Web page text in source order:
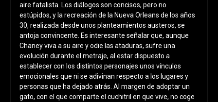
aire fatalista. Los diálogos son concisos, pero no
estúpidos, y la recreación de la Nueva Orleans de los años
30, realizada desde unos planteamientos austeros, se
antoja convincente. Es interesante señalar que, aunque
Chaney viva a su aire y odie las ataduras, sufre una
evolución durante el metraje, al estar dispuesto a
establecer con los distintos personajes unos vínculos
emocionales que ni se adivinan respecto a los lugares y
personas que ha dejado atrás. Al margen de adoptar un
gato, con el que comparte el cuchitril en que vive, no coge